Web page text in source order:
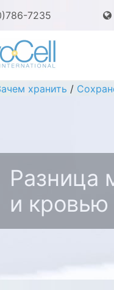
7235
хранить /
Разница
и